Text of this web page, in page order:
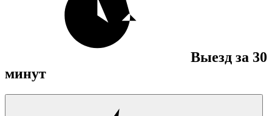
Выезд за 30
минут